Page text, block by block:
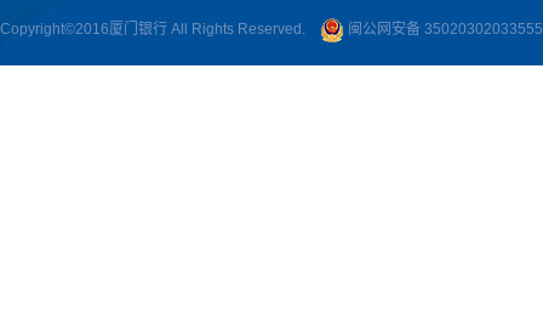
Copyright©2016厦门银行 All Rights Reserved. 闽公网安备